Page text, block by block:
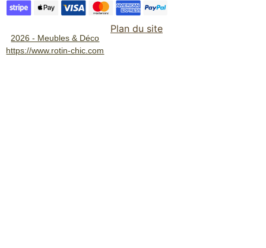
2026 - Meubles & Déco
https://www.rotin-chic.com
Plan du site